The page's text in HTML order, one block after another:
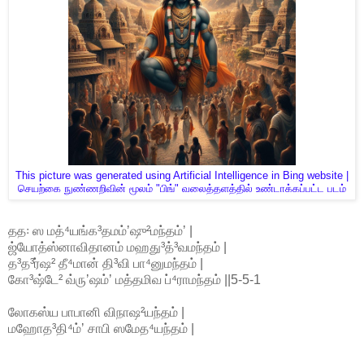
This picture was generated using Artificial Intelligence in Bing website |
செயற்கை நுண்ணறிவின் மூலம் "பிங்" வலைத்தளத்தில் உண்டாக்கப்பட்ட படம்
தத꞉ ஸ மத்⁴யங்க³தமம்ʼஷு²மந்தம்ʼ |
ஜ்யோத்ஸ்னாவிதானம் மஹது³த்³வமந்தம் |
த³த³ர்ஷ² தீ⁴மான் தி³வி பா⁴னுமந்தம் |
கோ³ஷ்டே² வ்ருʼஷம்ʼ மத்தமிவ ப்⁴ராமந்தம் ||5-5-1
லோகஸ்ய பாபானி விநாஷ²யந்தம் |
மஹோத³தி⁴ம்ʼ சாபி ஸமேத⁴யந்தம் |